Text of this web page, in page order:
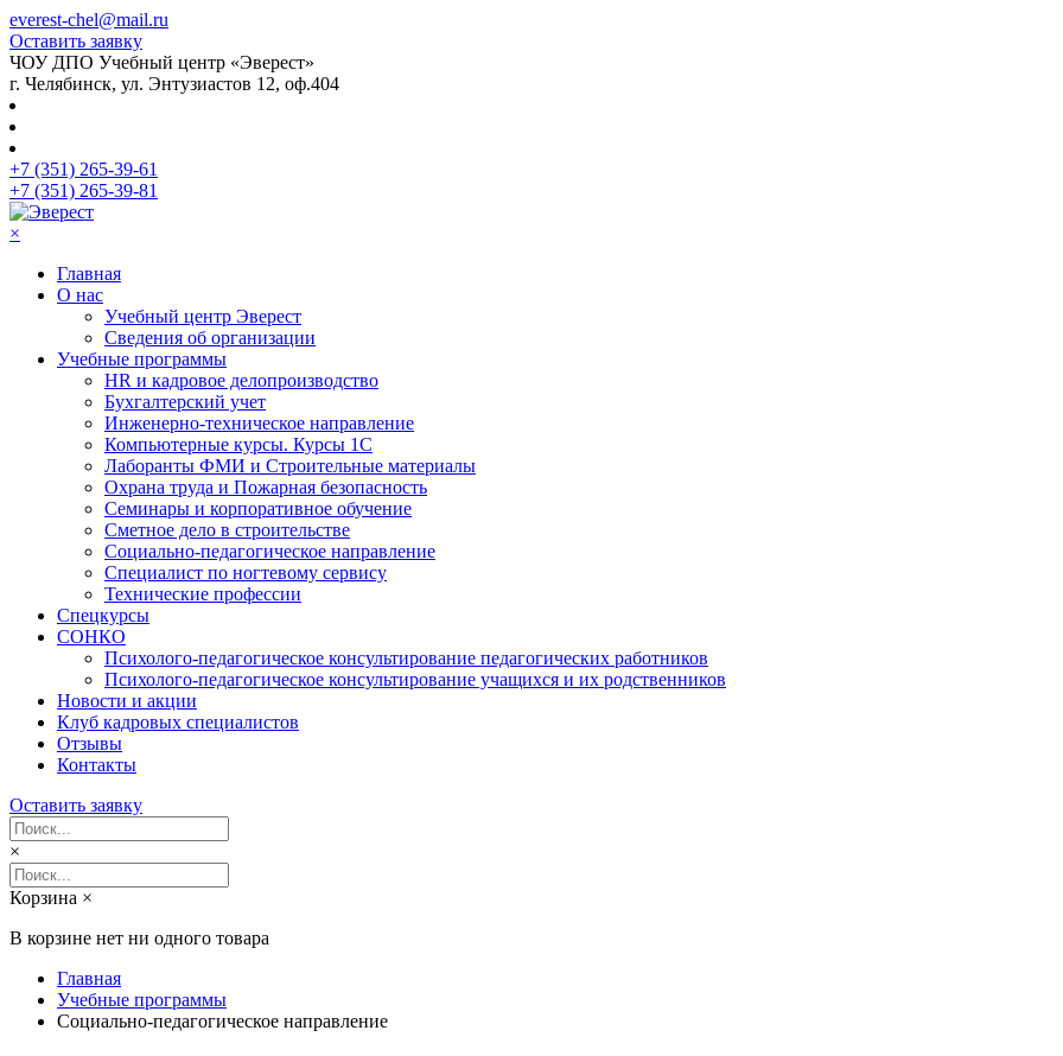
everest-chel@mail.ru
Оставить заявку
ЧОУ ДПО Учебный центр «Эверест»
г. Челябинск, ул. Энтузиастов 12, оф.404
+7 (351) 265-39-61
+7 (351) 265-39-81
×
Главная
О нас
Учебный центр Эверест
Сведения об организации
Учебные программы
HR и кадровое делопроизводство
Бухгалтерский учет
Инженерно-техническое направление
Компьютерные курсы. Курсы 1С
Лаборанты ФМИ и Строительные материалы
Охрана труда и Пожарная безопасность
Семинары и корпоративное обучение
Сметное дело в строительстве
Социально-педагогическое направление
Специалист по ногтевому сервису
Технические профессии
Спецкурсы
СОНКО
Психолого-педагогическое консультирование педагогических работников
Психолого-педагогическое консультирование учащихся и их родственников
Новости и акции
Клуб кадровых специалистов
Отзывы
Контакты
Оставить заявку
×
Корзина ×
В корзине нет ни одного товара
Главная
Учебные программы
Социально-педагогическое направление